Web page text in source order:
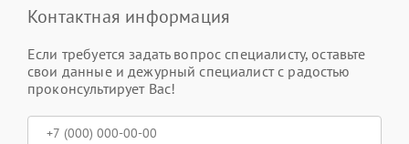
Контактная информация
Если требуется задать вопрос специалисту, оставьте
свои данные и дежурный специалист с радостью
проконсультирует Вас!